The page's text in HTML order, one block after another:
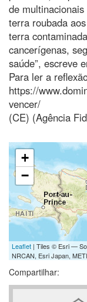
de
terra roubada
terra
cancerígenas,
saúde”, escreve
Para ler a
https://
vencer/
(CE) (Agência
+
−
Leaflet | Tiles © Esri —
NRCAN, Esri Japan,
Compartilhar: